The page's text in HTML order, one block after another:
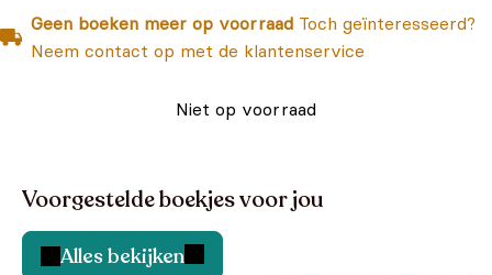
Geen boeken meer op voorraad Toch geïnteresseerd?
Neem contact op met de klantenservice
Niet op voorraad
Voorgestelde boekjes voor jou
Alles bekijken